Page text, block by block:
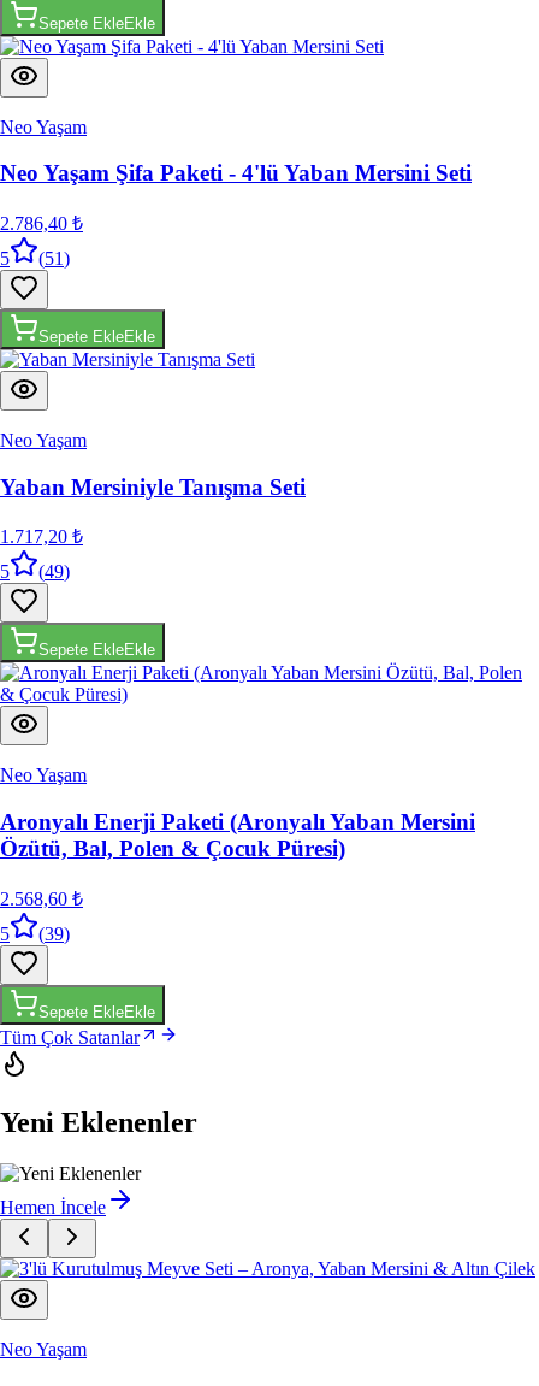
Neo Yaşam
Neo Yaşam Şifa Paketi - 4'lü Yaban Mersini Seti
2.786,40 ₺
5
(51)
Sepete Ekle
Neo Yaşam
Yaban Mersiniyle Tanışma Seti
1.717,20 ₺
5
(49)
Sepete Ekle
Neo Yaşam
Aronyalı Enerji Paketi (Aronyalı Yaban Mersini
Özütü, Bal, Polen & Çocuk Püresi)
2.568,60 ₺
5
(39)
Sepete Ekle
Tüm Çok Satanlar
Hemen İncele
Neo Yaşam
3'lü Kurutulmuş Meyve Seti – Aronya, Yaban Mersini